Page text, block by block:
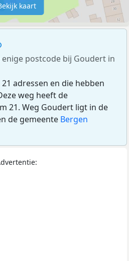
kaart
enige postcode bij Goudert in
adressen en die hebben
weg heeft de
21. Weg Goudert ligt in de
de gemeente Bergen